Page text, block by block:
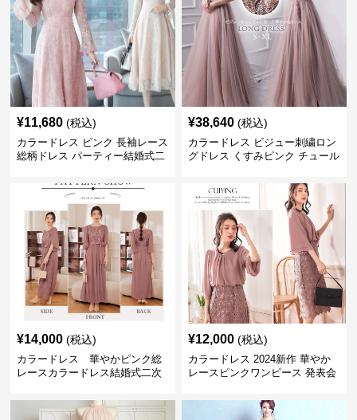
¥11,680 (税込)
カラードレス ピンク 長袖レース
総柄ドレス パーティー結婚式二
¥38,640 (税込)
カラードレス ビジュー刺繍ロン
グドレス くすみピンク チュール
¥14,000 (税込)
カラードレス 華やかピンク総
レースカラードレス結婚式二次
¥12,000 (税込)
カラードレス 2024新作 華やか
レースピンクワンピース 発表会